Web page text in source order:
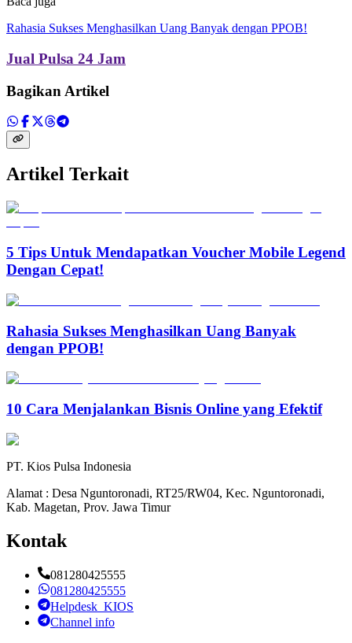
Rahasia Sukses Menghasilkan Uang Banyak dengan PPOB!
Jual Pulsa 24 Jam
Bagikan Artikel
Artikel Terkait
5 Tips Untuk Mendapatkan Voucher Mobile Legend
Dengan Cepat!
Rahasia Sukses Menghasilkan Uang Banyak
dengan PPOB!
10 Cara Menjalankan Bisnis Online yang Efektif
PT. Kios Pulsa Indonesia
Alamat : Desa Nguntoronadi, RT25/RW04, Kec. Nguntoronadi,
Kab. Magetan, Prov. Jawa Timur
Kontak
081280425555
081280425555
Helpdesk_KIOS
Channel info